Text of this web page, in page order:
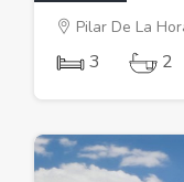
Pilar De La
3 2